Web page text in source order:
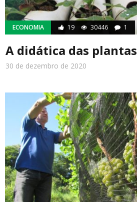
ECONOMIA 19 30446 1
A didática das plantas
30 de dezembro de 2020